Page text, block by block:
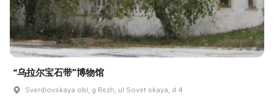
“乌拉尔宝石带”博物馆
Sverdlovskaya obl, g Rezh, ul Sovet·skaya, d 4